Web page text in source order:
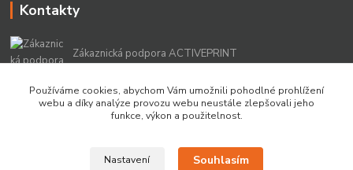
Kontakty
Zákaznická podpora ACTIVEPRINT
+420 549 213 756
info@activeprint.cz
Používáme cookies, abychom Vám umožnili pohodlné prohlížení
webu a díky analýze provozu webu neustále zlepšovali jeho
funkce, výkon a použitelnost.
Nastavení Souhlasím